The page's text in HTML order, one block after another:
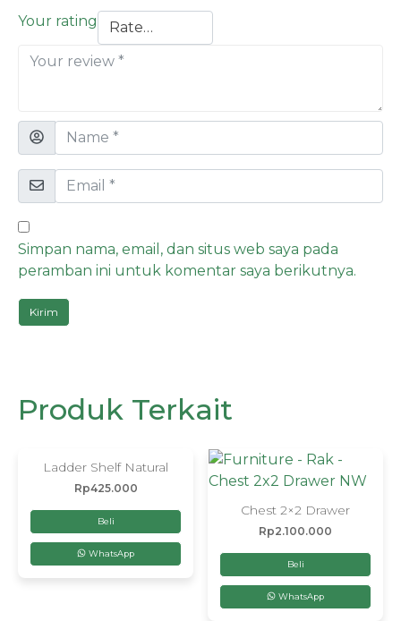
Your rating
Simpan nama, email, dan situs web saya pada
peramban ini untuk komentar saya berikutnya.
Produk Terkait
Ladder Shelf Natural
Rp425.000
Beli
WhatsApp
Chest 2×2 Drawer
Rp2.100.000
Beli
WhatsApp